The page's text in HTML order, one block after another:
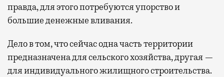
правда, для этого потребуются упорство и
большие денежные вливания.
Дело в том, что сейчас одна часть территории
предназначена для сельского хозяйства, другая —
для индивидуального жилищного строительства.